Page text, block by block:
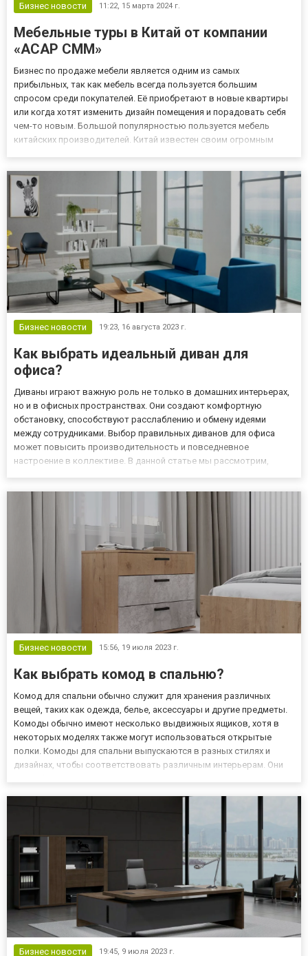
Бизнес новости 11:22, 15 марта 2024 г.
Мебельные туры в Китай от компании
«ACAP CMM»
Бизнес по продаже мебели является одним из самых
прибыльных, так как мебель всегда пользуется большим
спросом среди покупателей. Её приобретают в новые квартиры
или когда хотят изменить дизайн помещения и порадовать себя
чем-то новым. Большой популярностью пользуется мебель
китайских производителей. Китай известен своим огромным
мебели различных стилей, ма...
Бизнес новости 19:23, 16 августа 2023 г.
Как выбрать идеальный диван для
офиса?
Диваны играют важную роль не только в домашних интерьерах,
но и в офисных пространствах. Они создают комфортную
обстановку, способствуют расслаблению и обмену идеями
между сотрудниками. Выбор правильных диванов для офиса
может повысить производительность и повседневное
настроение в коллективе. В данной статье мы рассмотрим,
Бизнес новости 15:56, 19 июля 2023 г.
Как выбрать комод в спальню?
Комод для спальни обычно служит для хранения различных
вещей, таких как одежда, белье, аксессуары и другие предметы.
Комоды обычно имеют несколько выдвижных ящиков, хотя в
некоторых моделях также могут использоваться открытые
полки. Комоды для спальни выпускаются в разных стилях и
дизайнах, чтобы соответствовать различным интерьерам. Они
Бизнес новости 19:45, 9 июля 2023 г.